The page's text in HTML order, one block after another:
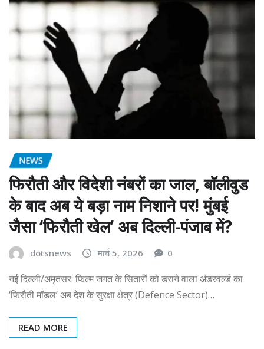
NEWS
फिरौती और विदेशी नंबरों का जाल, बॉलीवुड
के बाद अब ये बड़ा नाम निशाने पर! मुंबई
जैसा ‘फिरौती खेल’ अब दिल्ली-पंजाब में?
dotsnews मार्च 5, 2026 0
नई दिल्ली/अमृतसर: फिल्म जगत के सितारों को डराने वाला अंडरवर्ल्ड का
‘फिरौती मॉडल’ अब देश के सुरक्षा क्षेत्र (Defence Sector)…
READ MORE